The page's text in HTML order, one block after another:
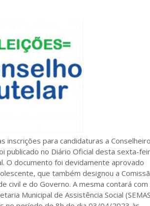
para candidaturas a
publicado no Diário Oficial desta sexta-
O documento foi devidamente aprovado
que também designou a
civil e do Governo. A mesma contará com
Municipal de Assistência Social